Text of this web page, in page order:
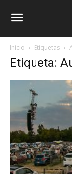
Inicio Etiquetas
Etiqueta: